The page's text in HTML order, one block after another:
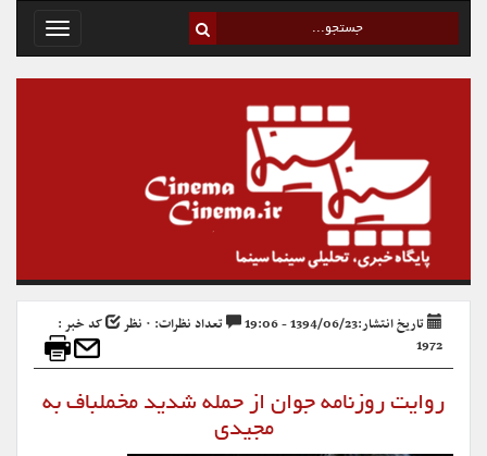
Toggle
تاریخ انتشار:1394/06/23 - 19:06 تعداد نظرات: ۰ نظر
کد خبر :
1972
روایت روزنامه جوان از حمله شدید مخملباف به
مجیدی